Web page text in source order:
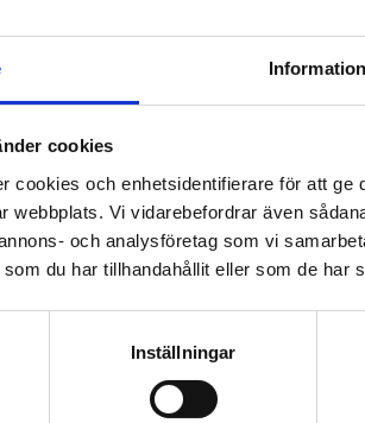
Information
cookies
cookies och enhetsidentifierare för att
webbplats. Vi vidarebefordrar även
och analysföretag som vi
du har tillhandahållit eller som de har
Inställningar
Lägg till i favoriter
Metodstommar
1 033
Lägg till
KÖP